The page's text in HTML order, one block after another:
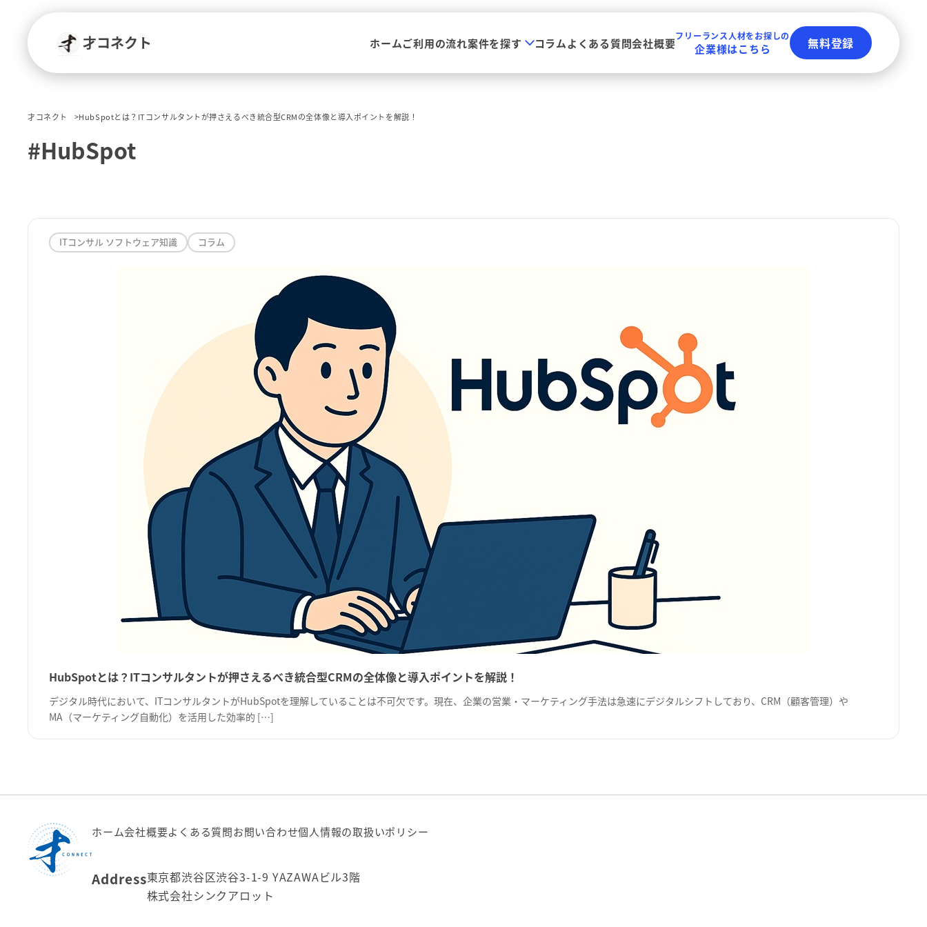
才コネクト ホームご利用の流れ案件を探す コラムよくある質問会社概要
フリーランス人材をお探しの
企業様はこちら 無料登録
才コネクト HubSpotとは？ITコンサルタントが押さえるべき統合型CRMの全体像と導入ポイントを解説！
#HubSpot
ITコンサル ソフトウェア知識 コラム
HubSpotとは？ITコンサルタントが押さえるべき統合型CRMの全体像と導入ポイントを解説！
デジタル時代において、ITコンサルタントがHubSpotを理解していることは不可欠です。現在、企業の営業・マーケティング手法は急速にデジタルシフトしており、CRM（顧客管理）や
MA（マーケティング自動化）を活用した効率的 […]
ホーム会社概要よくある質問お問い合わせ個人情報の取扱いポリシー
Address東京都渋谷区渋谷3-1-9 YAZAWAビル3階
株式会社シンクアロット